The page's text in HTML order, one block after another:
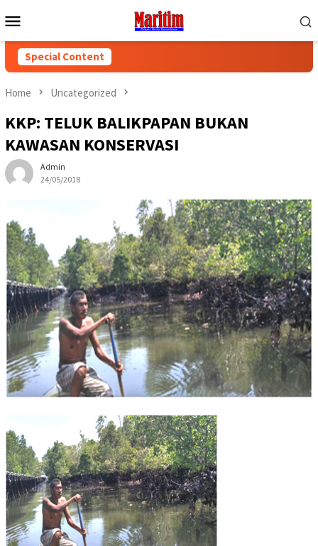
to
Menu
Special Content
Home Uncategorized
KKP: TELUK BALIKPAPAN BUKAN
KAWASAN KONSERVASI
Admin
24/05/2018